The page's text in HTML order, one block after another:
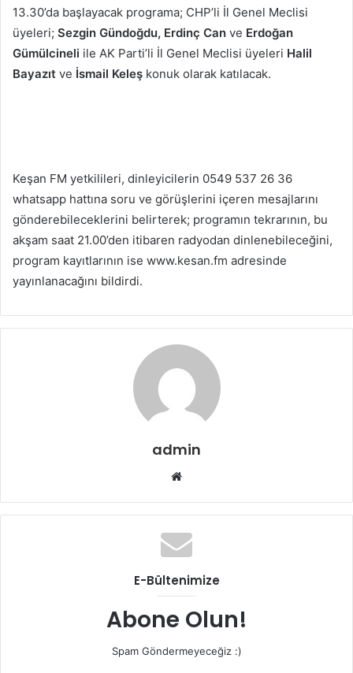
13.30’da başlayacak programa; CHP’li İl Genel Meclisi
üyeleri; Sezgin Gündoğdu, Erdinç Can ve Erdoğan
Gümülcineli ile AK Parti’li İl Genel Meclisi üyeleri Halil
Bayazıt ve İsmail Keleş konuk olarak katılacak.
Keşan FM yetkilileri, dinleyicilerin 0549 537 26 36
whatsapp hattına soru ve görüşlerini içeren mesajlarını
gönderebileceklerini belirterek; programın tekrarının, bu
akşam saat 21.00’den itibaren radyodan dinlenebileceğini,
program kayıtlarının ise www.kesan.fm adresinde
yayınlanacağını bildirdi.
admin
Web
E-Bültenimize
Abone Olun!
Spam Göndermeyeceğiz :)